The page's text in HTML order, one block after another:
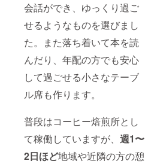
会話ができ、ゆっくり過ご
せるようなものを選びまし
た。また落ち着いて本を読
んだり、年配の方でも安心
して過ごせる小さなテーブ
ル席も作ります。
普段はコーヒー焙煎所とし
て稼働していますが、 週1〜
2日ほど地域や近隣の方の憩